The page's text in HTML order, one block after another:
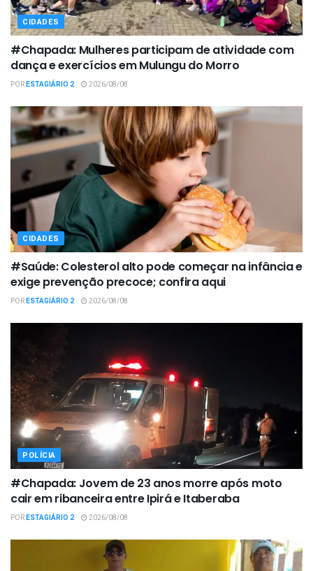
CIDADES
#Chapada: Mulheres participam de atividade com
dança e exercícios em Mulungu do Morro
PORESTAGIÁRIO 2 2026/08/08
CIDADES
#Saúde: Colesterol alto pode começar na infância e
exige prevenção precoce; confira aqui
PORESTAGIÁRIO 2 2026/08/08
POLÍCIA
#Chapada: Jovem de 23 anos morre após moto
cair em ribanceira entre Ipirá e Itaberaba
PORESTAGIÁRIO 2 2026/08/08